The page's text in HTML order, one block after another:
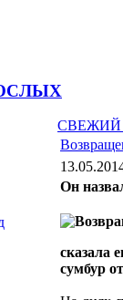
Он
сказала
сумбур